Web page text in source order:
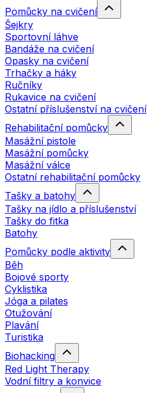
Pomůcky na cvičení
Šejkry
Sportovní láhve
Bandáže na cvičení
Opasky na cvičení
Trhačky a háky
Ručníky
Rukavice na cvičení
Ostatní příslušenství na cvičení
Rehabilitační pomůcky
Masážní pistole
Masážní pomůcky
Masážní válce
Ostatní rehabilitační pomůcky
Tašky a batohy
Tašky na jídlo a příslušenství
Tašky do fitka
Batohy
Pomůcky podle aktivity
Běh
Bojové sporty
Cyklistika
Jóga a pilates
Otužování
Plavání
Turistika
Biohacking
Red Light Therapy
Vodní filtry a konvice